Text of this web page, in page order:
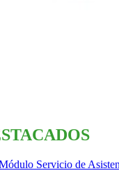
Servicio de